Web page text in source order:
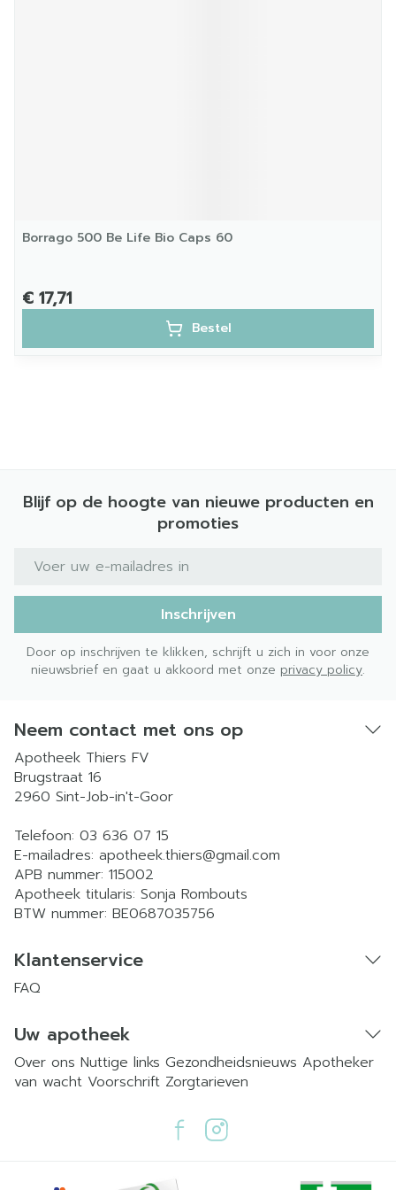
Borrago 500 Be Life Bio Caps 60
€ 17,71
Bestel
Blijf op de hoogte van nieuwe producten en
promoties
E-mail adres
Inschrijven
Door op inschrijven te klikken, schrijft u zich in voor onze
nieuwsbrief en gaat u akkoord met onze privacy policy.
Neem contact met ons op
Apotheek Thiers FV
Brugstraat 16
2960 Sint-Job-in't-Goor
Telefoon: 03 636 07 15
E-mailadres: apotheek.thiers@gmail.com
APB nummer: 115002
Apotheek titularis: Sonja Rombouts
BTW nummer: BE0687035756
Klantenservice
FAQ
Uw apotheek
Over ons Nuttige links Gezondheidsnieuws Apotheker
van wacht Voorschrift Zorgtarieven